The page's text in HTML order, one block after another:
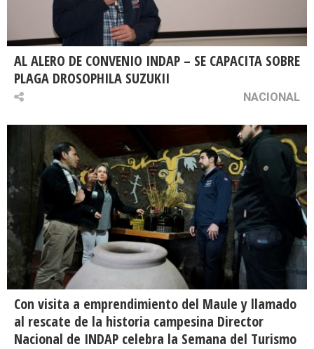
AL ALERO DE CONVENIO INDAP – SE CAPACITA SOBRE
PLAGA DROSOPHILA SUZUKII
NACIONAL
Con visita a emprendimiento del Maule y llamado
al rescate de la historia campesina Director
Nacional de INDAP celebra la Semana del Turismo